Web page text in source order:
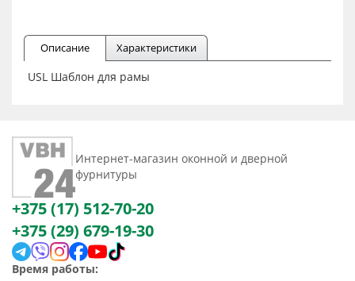
Описание Характеристики
USL Шаблон для рамы
Интернет-магазин оконной и дверной
фурнитуры
+375 (17) 512-70-20
+375 (29) 679-19-30
Время работы: